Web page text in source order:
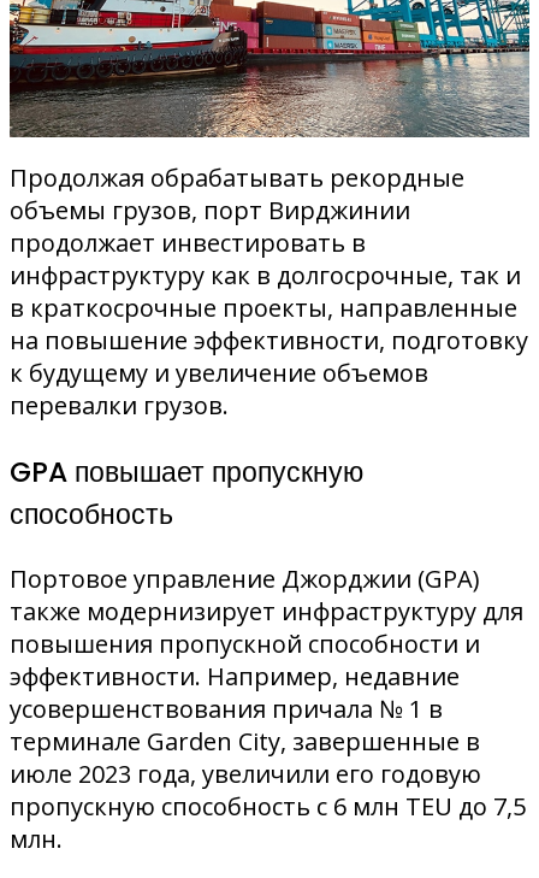
Продолжая обрабатывать рекордные
объемы грузов, порт Вирджинии
продолжает инвестировать в
инфраструктуру как в долгосрочные, так и
в краткосрочные проекты, направленные
на повышение эффективности, подготовку
к будущему и увеличение объемов
перевалки грузов.
GPA повышает пропускную
способность
Портовое управление Джорджии (GPA)
также модернизирует инфраструктуру для
повышения пропускной способности и
эффективности. Например, недавние
усовершенствования причала № 1 в
терминале Garden City, завершенные в
июле 2023 года, увеличили его годовую
пропускную способность с 6 млн TEU до 7,5
млн.